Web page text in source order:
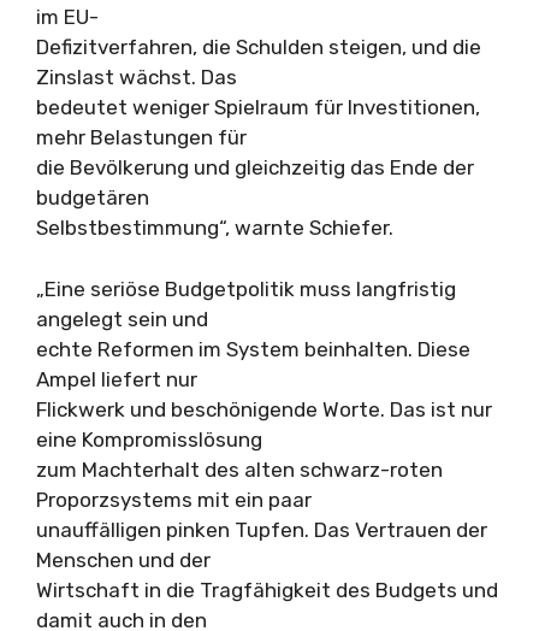
im EU-
Defizitverfahren, die Schulden steigen, und die
Zinslast wächst. Das
bedeutet weniger Spielraum für Investitionen,
mehr Belastungen für
die Bevölkerung und gleichzeitig das Ende der
budgetären
Selbstbestimmung“, warnte Schiefer.
„Eine seriöse Budgetpolitik muss langfristig
angelegt sein und
echte Reformen im System beinhalten. Diese
Ampel liefert nur
Flickwerk und beschönigende Worte. Das ist nur
eine Kompromisslösung
zum Machterhalt des alten schwarz-roten
Proporzsystems mit ein paar
unauffälligen pinken Tupfen. Das Vertrauen der
Menschen und der
Wirtschaft in die Tragfähigkeit des Budgets und
damit auch in den